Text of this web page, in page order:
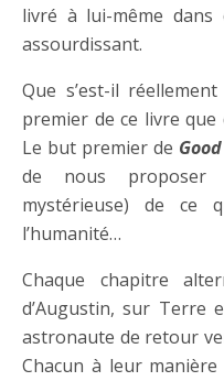
livré à lui-même dans
assourdissant.
Que s’est-il
premier de ce livre
Le but premier de
de nous proposer
mystérieuse) de
l’humanité…
Chaque chapitre
d’Augustin, sur Terre
astronaute de retour
Chacun à leur